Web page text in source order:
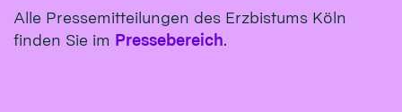
Alle Pressemitteilungen des Erzbistums Köln
finden Sie im Pressebereich.